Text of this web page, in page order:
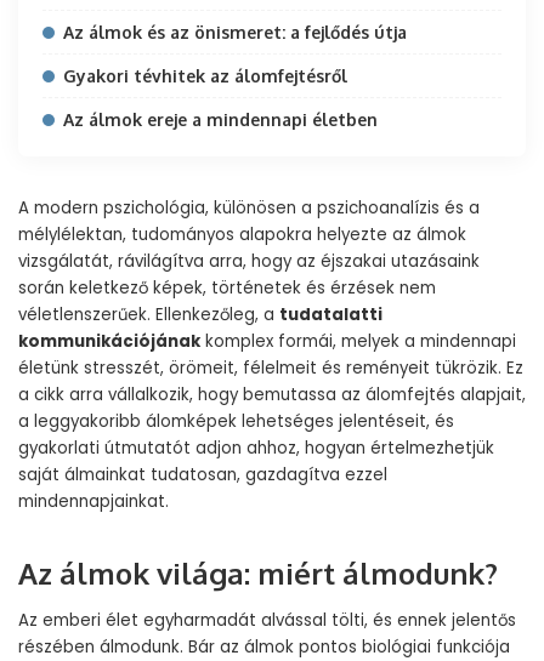
Az álmok és az önismeret: a fejlődés útja
Gyakori tévhitek az álomfejtésről
Az álmok ereje a mindennapi életben
A modern pszichológia, különösen a pszichoanalízis és a
mélylélektan, tudományos alapokra helyezte az álmok
vizsgálatát, rávilágítva arra, hogy az éjszakai utazásaink
során keletkező képek, történetek és érzések nem
véletlenszerűek. Ellenkezőleg, a tudatalatti
kommunikációjának komplex formái, melyek a mindennapi
életünk stresszét, örömeit, félelmeit és reményeit tükrözik. Ez
a cikk arra vállalkozik, hogy bemutassa az álomfejtés alapjait,
a leggyakoribb álomképek lehetséges jelentéseit, és
gyakorlati útmutatót adjon ahhoz, hogyan értelmezhetjük
saját álmainkat tudatosan, gazdagítva ezzel
mindennapjainkat.
Az álmok világa: miért álmodunk?
Az emberi élet egyharmadát alvással tölti, és ennek jelentős
részében álmodunk. Bár az álmok pontos biológiai funkciója